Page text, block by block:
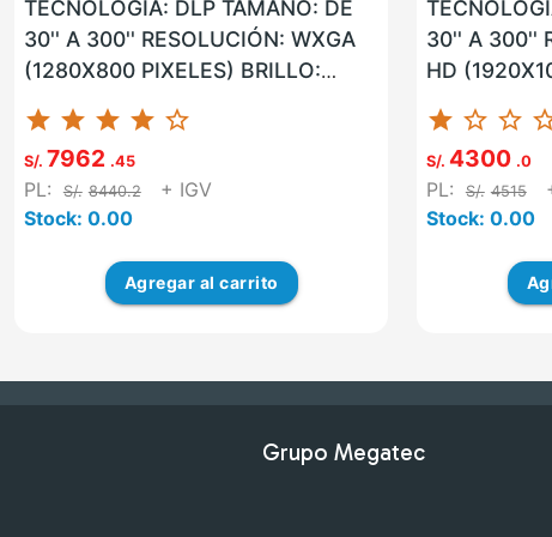
TECNOLOGÍA: DLP TAMAÑO: DE
30'' A 300'' RESOLUCIÓN: WXGA
(1280X800 PIXELES) BRILLO:
SI W...
star star star star star_border
S/. 7962 .45
PL: S/. 8440.2
+ IGV
Stock: 0.00
Agregar al carrito
30'' A 300''
HD
NO WL...
star star_border star_border
S/. 4300 .0
PL: S/. 4515
Stock: 0.00
Grupo Megatec